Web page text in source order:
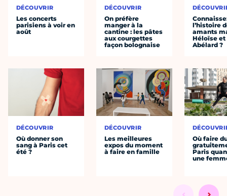
DÉCOUVRIR
Les concerts
parisiens à voir en
août
DÉCOUVRIR
Où donner son
sang à Paris cet
été ?
DÉCOUVRIR
On préfère
manger à la
cantine : les pâtes
aux courgettes
façon bolognaise
DÉCOUVRIR
Les meilleures
expos du moment
à faire en famille
l’histoire
amants
Héloïse et
Abélard ?
Où faire
Paris
une